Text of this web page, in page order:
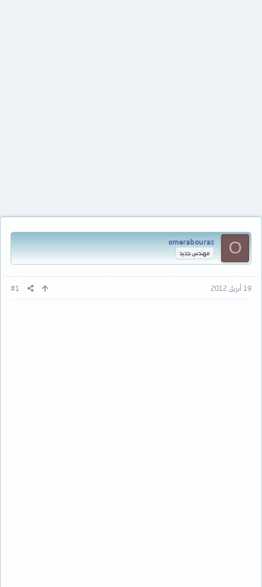
O
omerabouras
مهندس جديد
19 أبريل 2012 #1